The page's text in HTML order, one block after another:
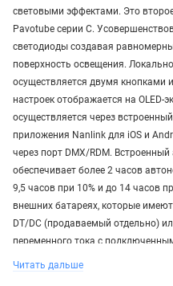
световыми эффектами. Это
Pavotube серии C.
светодиоды создавая
поверхность освещения.
осуществляется двумя кнопками
настроек отображается на OLED-
осуществляется через
приложения Nanlink для iOS и
через порт DMX/RDM.
обеспечивает более 2 часов
9,5 часов при 10% и до 14 часов
внешних батареях, которые
DT/DC (продаваемый отдельно)
переменного тока с
Читать дальше